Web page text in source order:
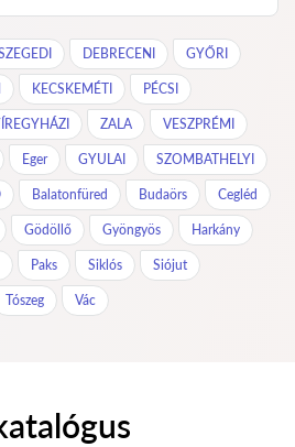
DEBRECENI GYŐRI
KECSKEMÉTI PÉCSI
ZALA VESZPRÉMI
Eger GYULAI SZOMBATHELYI
Balatonfüred Budaörs Cegléd
Gödöllő Gyöngyös Harkány
Paks Siklós Siójut
Tószeg Vác